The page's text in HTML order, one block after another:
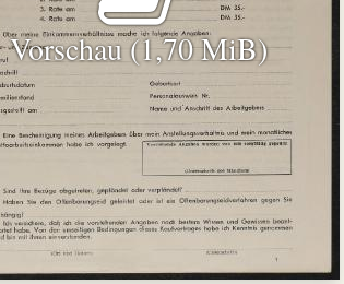
Vorschau (1,70 MiB)